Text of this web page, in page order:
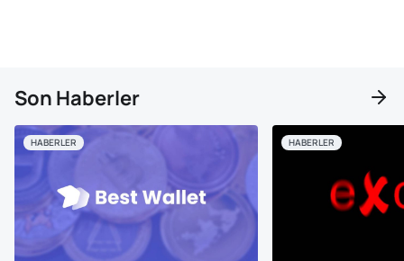
Son Haberler
HABERLER HABERLER